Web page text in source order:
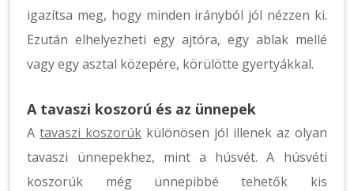
igazítsa meg, hogy minden irányból jól nézzen ki.
Ezután elhelyezheti egy ajtóra, egy ablak mellé
vagy egy asztal közepére, körülötte gyertyákkal.
A tavaszi koszorú és az ünnepek
Atavaszi koszorúk különösen jól illenek az olyan
tavaszi ünnepekhez, mint a húsvét. A húsvéti
koszorúk még ünnepibbé tehetők kis